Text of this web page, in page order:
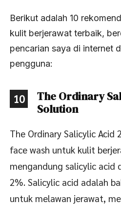
Berikut adalah 10
kulit berjerawat terbaik,
pencarian saya di internet
pengguna:
10
The Ordinary
Solution
The Ordinary Salicylic Acid
face wash untuk kulit
mengandung salicylic acid
2%. Salicylic acid adalah
untuk melawan jerawat,